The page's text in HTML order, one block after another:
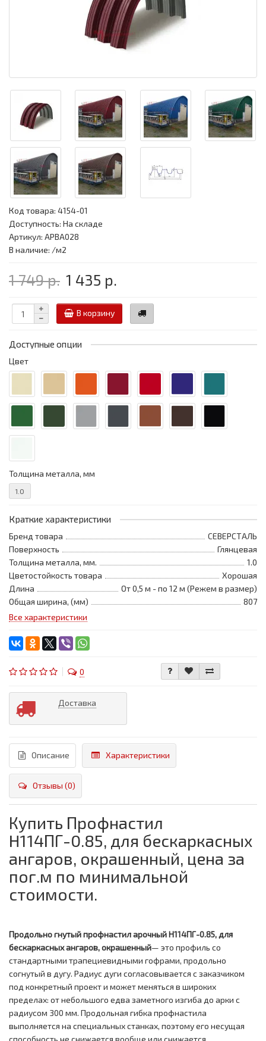
Код товара: 4154-01
Доступность: На складе
Артикул: APBA028
В наличие: /м2
1 749 р. 1 435 р.
В корзину
Доступные опции
Цвет
Толщина металла, мм
1.0
Краткие характеристики
Бренд товара
СЕВЕРСТАЛЬ
Поверхность
Глянцевая
Толщина металла, мм.
1.0
Цветостойкость товара
Хорошая
Длина
От 0,5 м - по 12 м (Режем в размер)
Общая ширина, (мм)
807
Все характеристики
0
Доставка
Описание Характеристики
Отзывы (0)
Купить Профнастил
H114ПГ-0.85, для бескаркасных
ангаров, окрашенный, цена за
пог.м по минимальной
стоимости.
Продольно гнутый профнастил арочный H114ПГ-0.85, для
бескаркасных ангаров, окрашенный— это профиль со
стандартными трапециевидными гофрами, продольно
согнутый в дугу. Радиус дуги согласовывается с заказчиком
под конкретный проект и может меняться в широких
пределах: от небольшого едва заметного изгиба до арки с
радиусом 300 мм. Продольная гибка профнастила
выполняется на специальных станках, поэтому его несущая